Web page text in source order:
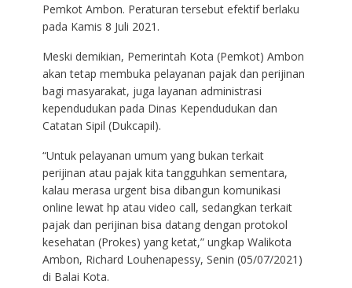
Pemkot Ambon. Peraturan tersebut efektif berlaku
pada Kamis 8 Juli 2021.
Meski demikian, Pemerintah Kota (Pemkot) Ambon
akan tetap membuka pelayanan pajak dan perijinan
bagi masyarakat, juga layanan administrasi
kependudukan pada Dinas Kependudukan dan
Catatan Sipil (Dukcapil).
“Untuk pelayanan umum yang bukan terkait
perijinan atau pajak kita tangguhkan sementara,
kalau merasa urgent bisa dibangun komunikasi
online lewat hp atau video call, sedangkan terkait
pajak dan perijinan bisa datang dengan protokol
kesehatan (Prokes) yang ketat,” ungkap Walikota
Ambon, Richard Louhenapessy, Senin (05/07/2021)
di Balai Kota.